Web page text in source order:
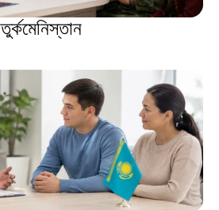
তুর্কমেনিস্তান